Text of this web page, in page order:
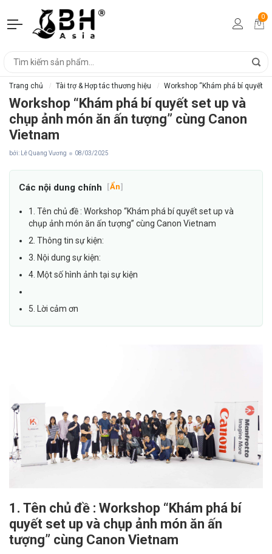
0
Trang chủ Tài trợ & Hợp tác thương hiệu Workshop “Khám phá bí quyết
Workshop “Khám phá bí quyết set up và
chụp ảnh món ăn ấn tượng” cùng Canon
Vietnam
bởi: Lê Quang Vương 08/03/2025
Các nội dung chính [Ẩn]
1. Tên chủ đề : Workshop “Khám phá bí quyết set up và
chụp ảnh món ăn ấn tượng” cùng Canon Vietnam
2. Thông tin sự kiện:
3. Nội dung sự kiện:
4. Một số hình ảnh tại sự kiện
5. Lời cảm ơn
1. Tên chủ đề : Workshop “Khám phá bí
quyết set up và chụp ảnh món ăn ấn
tượng” cùng Canon Vietnam